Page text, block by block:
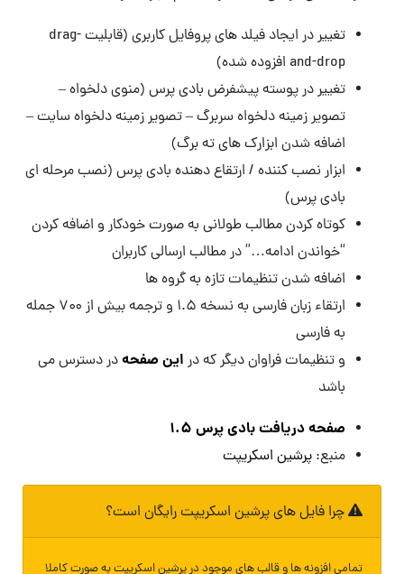
تغییر در ایجاد فیلد های پروفایل کاربری (قابلیت drag-
and-drop افزوده شده)
تغییر در پوسته پیشفرض بادی پرس (منوی دلخواه –
تصویر زمینه دلخواه سربرگ – تصویر زمینه دلخواه سایت –
اضافه شدن ابزارک های ته برگ)
ابزار نصب کننده / ارتقاع دهنده بادی پرس (نصب مرحله ای
بادی پرس)
کوتاه کردن مطالب طولانی به صورت خودکار و اضافه کردن
“خواندن ادامه…” در مطالب ارسالی کاربران
اضافه شدن تنظیمات تازه به گروه ها
ارتقاء زبان فارسی به نسخه ۱.۵ و ترجمه بیش از ۷۰۰ جمله
به فارسی
و تنظیمات فراوان دیگر که در این صفحهدر دسترس می
باشد
صفحه دریافت بادی پرس ۱.۵
منبع: پرشین اسکریپت
چرا فایل های پرشین اسکریپت رایگان است؟
تمامی افزونه ها و قالب های موجود در پرشین اسکریپت به صورت کاملا